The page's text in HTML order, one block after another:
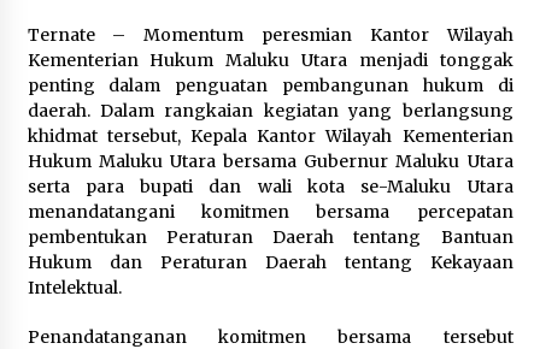
Persaudaraan Manusia, Megawati
Soekarnoputri Tegaskan
Kepemimpinan Perempuan Bukan
Dominasi, Tapi Merawat Dan
Merangkul
5 Agustus 2026
Jokowi Tetap Disambut Hangat di
NTT, Ahmad Ali: Karya dan
Pengabdiannya Masih Dirasakan
5 Agustus 2026
Ternate – Momentum peresmian Kantor Wilayah
Kementerian Hukum Maluku Utara menjadi tonggak
penting dalam penguatan pembangunan hukum di
daerah. Dalam rangkaian kegiatan yang berlangsung
khidmat tersebut, Kepala Kantor Wilayah Kementerian
Hukum Maluku Utara bersama Gubernur Maluku Utara
serta para bupati dan wali kota se-Maluku Utara
menandatangani komitmen bersama percepatan
pembentukan Peraturan Daerah tentang Bantuan
Hukum dan Peraturan Daerah tentang Kekayaan
Intelektual.
Penandatanganan komitmen bersama tersebut